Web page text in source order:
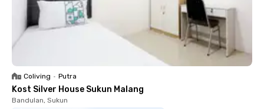
Coliving • Putra
Kost Silver House Sukun Malang
Bandulan, Sukun